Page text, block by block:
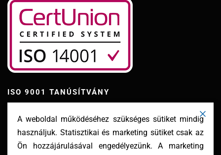
ISO 9001 TANÚSÍTVÁNY
A weboldal működéséhez szükséges sütiket mindig
használjuk. Statisztikai és marketing sütiket csak az
Ön hozzájárulásával engedélyezünk. A marketing